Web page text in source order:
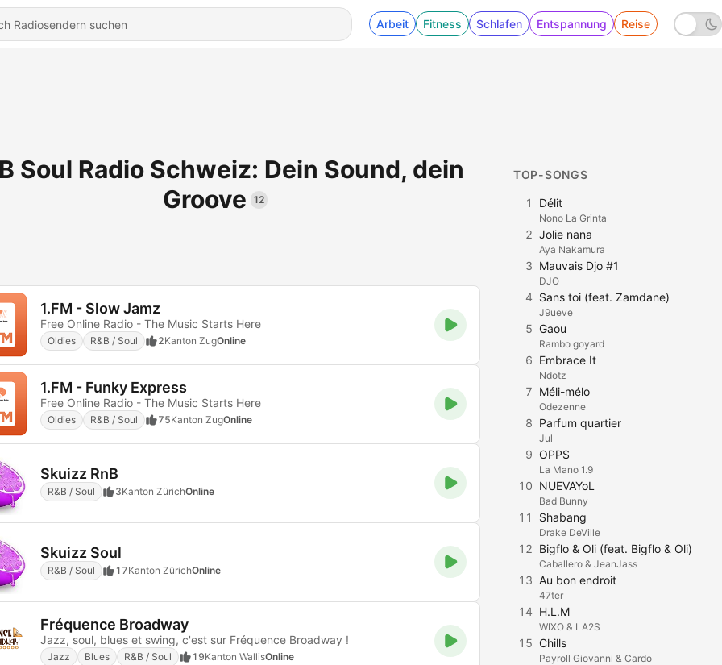
Arbeit Fitness Schlafen Entspannung Reise
Soul Radio Schweiz: Dein Sound, dein
Groove
12
1.FM - Slow Jamz
Free Online Radio - The Music Starts Here
Oldies R&B / Soul 2Kanton ZugOnline
1.FM - Funky Express
Free Online Radio - The Music Starts Here
Oldies R&B / Soul 75Kanton ZugOnline
Skuizz RnB
R&B / Soul 3Kanton ZürichOnline
Skuizz Soul
R&B / Soul 17Kanton ZürichOnline
Fréquence Broadway
Jazz, soul, blues et swing, c'est sur Fréquence Broadway !
Jazz Blues R&B / Soul 19Kanton WallisOnline
TOP-SONGS
1 Délit
Nono La Grinta
2 Jolie nana
Aya Nakamura
3 Mauvais Djo #1
DJO
4 Sans toi (feat. Zamdane)
J9ueve
5 Gaou
Rambo goyard
6 Embrace It
Ndotz
7 Méli-mélo
Odezenne
8 Parfum quartier
Jul
9 OPPS
La Mano 1.9
10 NUEVAYoL
Bad Bunny
11 Shabang
Drake DeVille
12 Bigflo & Oli (feat. Bigflo & Oli)
Caballero & JeanJass
13 Au bon endroit
47ter
14 H.L.M
WIXO & LA2S
15 Chills
Payroll Giovanni & Cardo